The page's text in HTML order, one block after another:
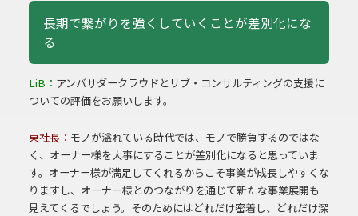
長期で繋がりを強くしていくことが差別化にな
る
LiB： アンバサダークラウドとリブ・コンサルティングの支援に
ついての評価をお願いします。
東社長： モノが溢れている時代では、モノで勝負するのではな
く、オーナー様を大事にすることが差別化になると思っていま
す。オーナー様が満足してくれるからこそ事業が成長しやすくな
りますし、オーナー様とのつながりを通じて新たな事業展開も
見えてくるでしょう。そのためにはどれだけ密着し、どれだけ深